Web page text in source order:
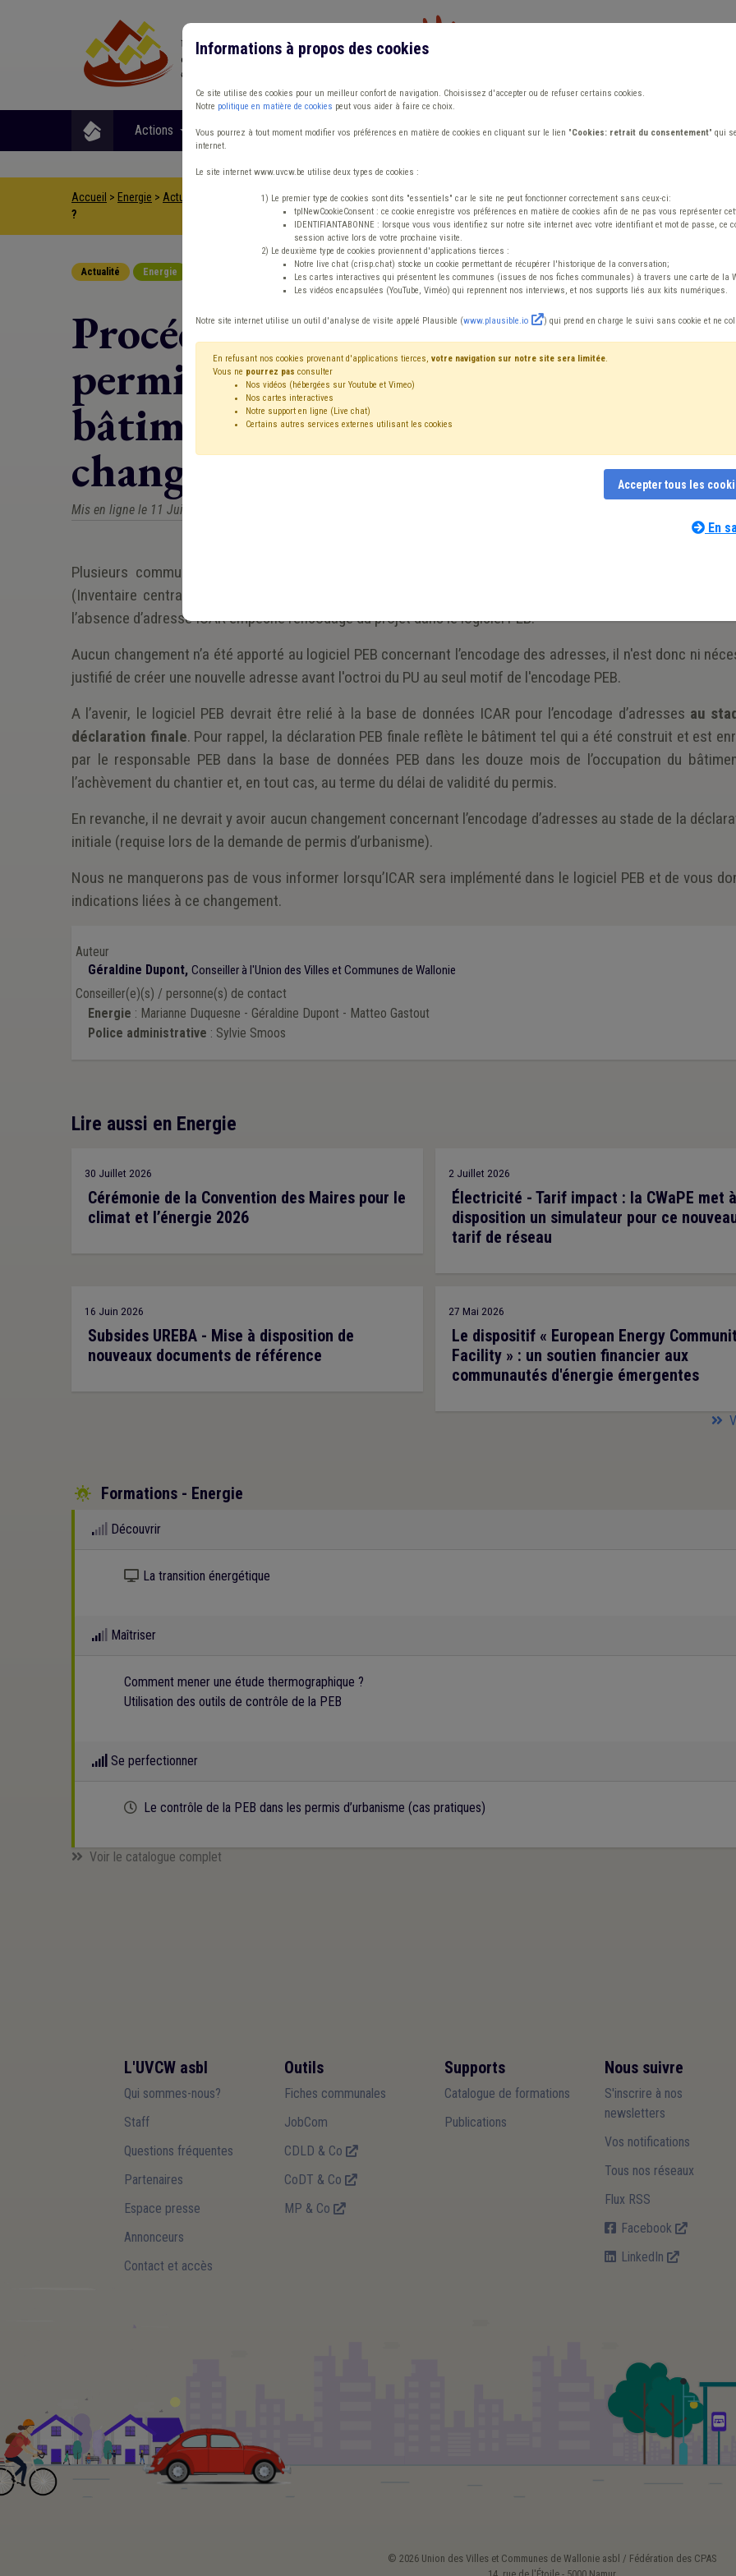
Actions Matières Formations Publications Outils Fiches
Accueil > Energie > Actualité
Procédure PEB dans le cadre des demandes de permis d’urbanisme : L’encodage des adresses des
?
Actualité Energie
Procédure PEB dans le cadre des
permis d’urbanisme : L’encodage
bâtiments/unités PEB dans le
changé ?
Mis en ligne le 11 Juin 2026 - Géraldine DUPONT
Plusieurs communes sont confrontées à des demandes de création de nouvelles (sous-)adresses
(Inventaire centralisé des adresses et des rues) en amont du dépôt de demandes de permis, sous
l’absence d’adresse ICAR empêche l’encodage du projet dans le logiciel PEB.
Aucun changement n’a été apporté au logiciel PEB concernant l’encodage des adresses, il n'est donc ni
justifié de créer une nouvelle adresse avant l'octroi du PU au seul motif de l'encodage PEB.
A l’avenir, le logiciel PEB devrait être relié à la base de données ICAR pour l’encodage d’adresses au
déclaration finale. Pour rappel, la déclaration PEB finale reflète le bâtiment tel qui a été construit et est
par le responsable PEB dans la base de données PEB dans les douze mois de l’occupation du
l’achèvement du chantier et, en tout cas, au terme du délai de validité du permis.
En revanche, il ne devrait y avoir aucun changement concernant l’encodage d’adresses au stade de la
initiale (requise lors de la demande de permis d’urbanisme).
Nous ne manquerons pas de vous informer lorsqu’ICAR sera implémenté dans le logiciel PEB et de vous
indications liées à ce changement.
Auteur
Géraldine Dupont, Conseiller à l'Union des Villes et Communes de Wallonie
Conseiller(e)(s) / personne(s) de contact
Energie : Marianne Duquesne - Géraldine Dupont - Matteo Gastout
Police administrative : Sylvie Smoos
Lire aussi en Energie
30 Juillet 2026
Cérémonie de la Convention des Maires pour le
climat et l’énergie 2026
2 Juillet 2026
Électricité - Tarif impact : la CWaPE met à
disposition un simulateur pour ce
tarif de réseau
16 Juin 2026
Subsides UREBA - Mise à disposition de
nouveaux documents de référence
27 Mai 2026
Le dispositif « European Energy
Facility » : un soutien financier aux
communautés d'énergie émergentes
 Formations - Energie
Découvrir
Kit numérique gratuit
La transition énergétique
Maîtriser
Comment mener une étude thermographique ?
Utilisation des outils de contrôle de la PEB
Se perfectionner
Cette formation est programmée
Le contrôle de la PEB dans les permis d’urbanisme (cas pratiques)
Voir le catalogue complet
L'UVCW asbl
Qui sommes-nous?
Staff
Questions fréquentes
Partenaires
Espace presse
Annonceurs
Contact et accès
Outils
Fiches communales
JobCom
CDLD & Co
CoDT & Co
MP & Co
Supports
Catalogue de formations
Publications
Nous suivre
S'inscrire à nos
newsletters
Vos notifications
Tous nos réseaux
Flux RSS
Facebook
LinkedIn
Informations à propos des cookies
Ce site utilise des cookies pour un meilleur confort de navigation. Choisissez d'accepter ou de refuser certains cookies.
Notre politique en matière de cookies peut vous aider à faire ce choix.
Vous pourrez à tout moment modifier vos préférences en matière de cookies en cliquant sur le lien "Cookies: retrait du consentement" qui
internet.
Le site internet www.uvcw.be utilise deux types de cookies :
1) Le premier type de cookies sont dits "essentiels" car le site ne peut fonctionner correctement sans ceux-ci:
tplNewCookieConsent : ce cookie enregistre vos préférences en matière de cookies afin de ne pas vous représenter
IDENTIFIANTABONNE : lorsque vous vous identifiez sur notre site internet avec votre identifiant et mot de passe, ce
session active lors de votre prochaine visite.
2) Le deuxième type de cookies proviennent d'applications tierces :
Notre live chat (crisp.chat) stocke un cookie permettant de récupérer l'historique de la conversation;
Les cartes interactives qui présentent les communes (issues de nos fiches communales) à travers une carte de la
Les vidéos encapsulées (YouTube, Viméo) qui reprennent nos interviews, et nos supports liés aux kits numériques.
Notre site internet utilise un outil d'analyse de visite appelé Plausible (www.plausible.io ) qui prend en charge le suivi sans cookie et ne
En refusant nos cookies provenant d'applications tierces, votre navigation sur notre site sera limitée.
Vous ne pourrez pas consulter
Nos vidéos (hébergées sur Youtube et Vimeo)
Nos cartes interactives
Notre support en ligne (Live chat)
Certains autres services externes utilisant les cookies
Accepter tous les
En
© 2026 Union des Villes et Communes de Wallonie asbl / Fédération des CPAS